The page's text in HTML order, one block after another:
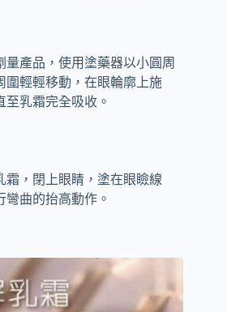
產品，使用塗藥器以小圓周
圍輕輕移動，在眼輪廓上施
乳霜完全吸收。
霜，閉上眼睛，塗在眼瞼線
彎曲的抬高動作。